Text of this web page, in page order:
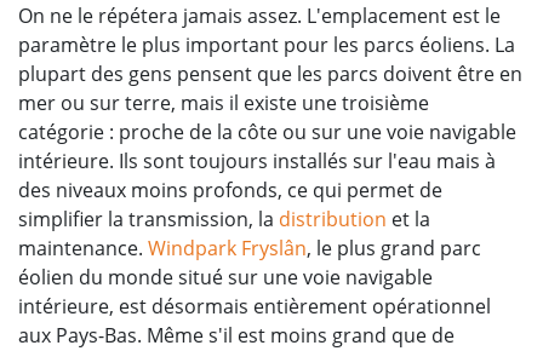
On ne le répétera jamais assez. L'emplacement est le
paramètre le plus important pour les parcs éoliens. La
plupart des gens pensent que les parcs doivent être en
mer ou sur terre, mais il existe une troisième
catégorie : proche de la côte ou sur une voie navigable
intérieure. Ils sont toujours installés sur l'eau mais à
des niveaux moins profonds, ce qui permet de
simplifier la transmission, la distribution et la
maintenance. Windpark Fryslân, le plus grand parc
éolien du monde situé sur une voie navigable
intérieure, est désormais entièrement opérationnel
aux Pays-Bas. Même s'il est moins grand que de